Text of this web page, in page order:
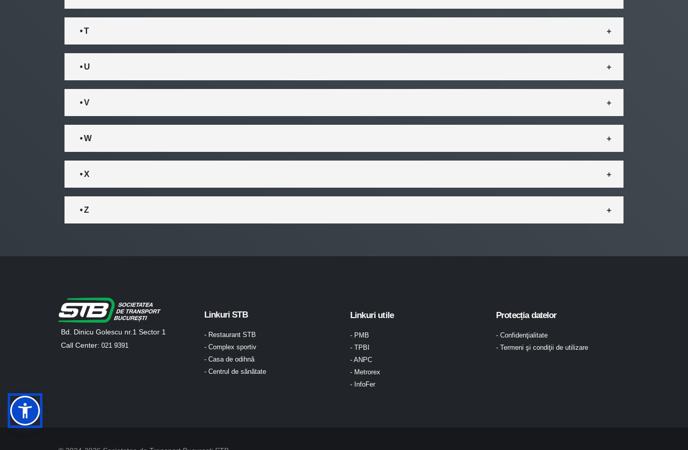
• T
• U
• V
• W
• X
• Z
Bd. Dinicu Golescu nr.1 Sector 1
Call Center: 021 9391
Linkuri STB
- Restaurant STB
- Complex sportiv
- Casa de odihnă
- Centrul de sănătate
Linkuri utile
- PMB
- TPBI
- ANPC
- Metrorex
- InfoFer
Protecția datelor
- Confidenţialitate
- Termeni şi condiţii de utilizare